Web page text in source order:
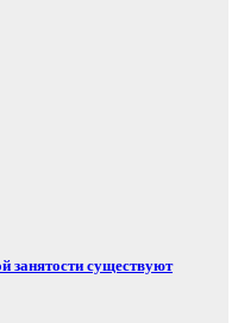
занятости существуют